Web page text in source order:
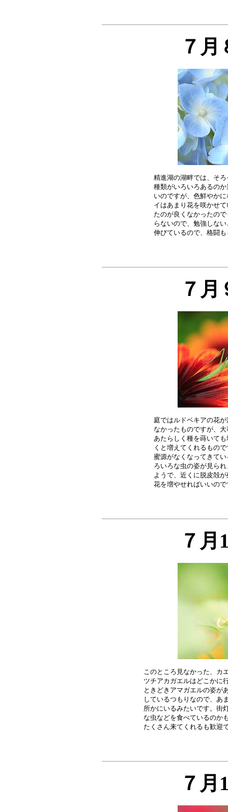
７
精進湖の湖畔では、そ
種類がいろいろあるの
いのですが、色鮮やか
イはあまり花を咲かせ
たのが良くなかったの
らないので、勉強しな
７
庭ではルドベキアの花
なかったものですが、
あたらしく種を蒔いて
くと増えてくれるもの
蜜源がなくなってきて
ろいろな虫の姿が見ら
ようで、近くに脱皮殻
７月
このところ見なかった、カ
ツチアカガエルはどこかに
ときどきアマガエルの姿が
しているつもりなので、あ
所かにいるみたいです。街
な虫などを食べているのか
７月